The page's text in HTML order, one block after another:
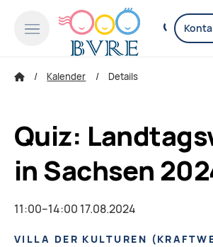
Kalender Details
Quiz:
in Sachsen
11:00–14:00 17.08.2024
VILLA DER KULTUREN (